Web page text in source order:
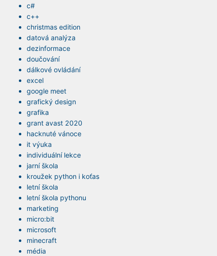
c#
c++
christmas edition
datová analýza
dezinformace
doučování
dálkové ovládání
excel
google meet
grafický design
grafika
grant avast 2020
hacknuté vánoce
it výuka
individuální lekce
jarní škola
kroužek python i koťas
letní škola
letní škola pythonu
marketing
micro:bit
microsoft
minecraft
média